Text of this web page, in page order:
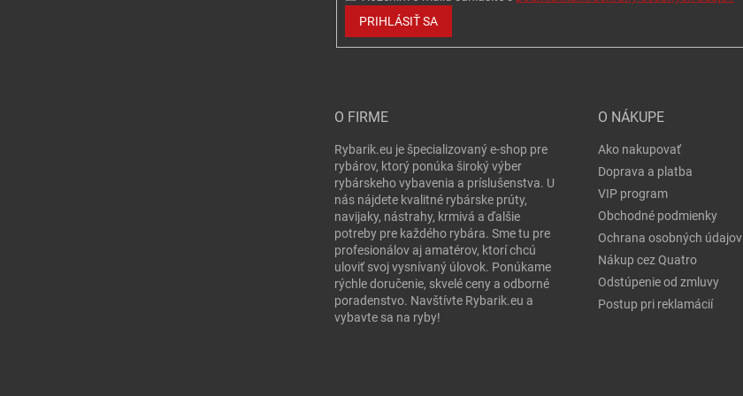
PRIHLÁSIŤ SA
O FIRME
Rybarik.eu je špecializovaný e-shop pre
rybárov, ktorý ponúka široký výber
rybárskeho vybavenia a príslušenstva. U
nás nájdete kvalitné rybárske prúty,
navijaky, nástrahy, krmivá a ďalšie
potreby pre každého rybára. Sme tu pre
profesionálov aj amatérov, ktorí chcú
uloviť svoj vysnívaný úlovok. Ponúkame
rýchle doručenie, skvelé ceny a odborné
poradenstvo. Navštívte Rybarik.eu a
vybavte sa na ryby!
O NÁKUPE
Ako nakupovať
Doprava a platba
VIP program
Obchodné podmienky
Ochrana osobných údajov
Nákup cez Quatro
Odstúpenie od zmluvy
Postup pri reklamácií